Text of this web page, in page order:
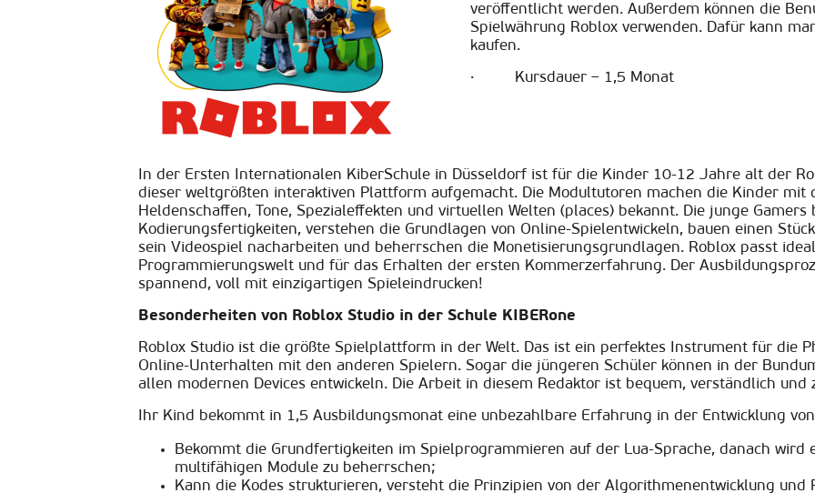
veröffentlicht werden. Außerdem können die
Spielwährung Roblox verwenden. Dafür kann
kaufen.
· Kursdauer – 1,5 Monat
In der Ersten Internationalen KiberSchule in Düsseldorf ist für die Kinder 10-12 Jahre alt der
dieser weltgrößten interaktiven Plattform aufgemacht. Die Modultutoren machen die Kinder mit
Heldenschaffen, Tone, Spezialeffekten und virtuellen Welten (places) bekannt. Die junge
Kodierungsfertigkeiten, verstehen die Grundlagen von Online-Spielentwickeln, bauen einen
sein Videospiel nacharbeiten und beherrschen die Monetisierungsgrundlagen. Roblox passt
Programmierungswelt und für das Erhalten der ersten Kommerzerfahrung. Der
spannend, voll mit einzigartigen Spieleindrucken!
Besonderheiten von Roblox Studio in der Schule KIBERone
Roblox Studio ist die größte Spielplattform in der Welt. Das ist ein perfektes Instrument für die
Online-Unterhalten mit den anderen Spielern. Sogar die jüngeren Schüler können in der
allen modernen Devices entwickeln. Die Arbeit in diesem Redaktor ist bequem, verständlich und
Ihr Kind bekommt in 1,5 Ausbildungsmonat eine unbezahlbare Erfahrung in der Entwicklung
Bekommt die Grundfertigkeiten im Spielprogrammieren auf der Lua-Sprache, danach
multifähigen Module zu beherrschen;
Kann die Kodes strukturieren, versteht die Prinzipien von der Algorithmenentwicklung und